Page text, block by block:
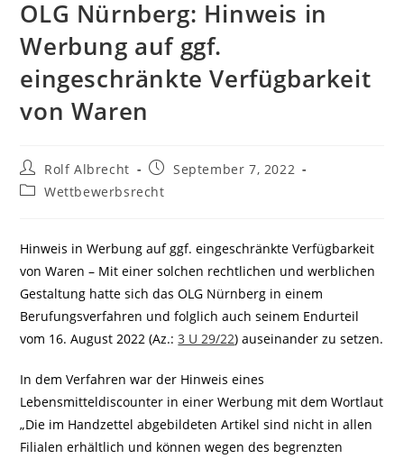
OLG Nürnberg: Hinweis in
Werbung auf ggf.
eingeschränkte Verfügbarkeit
von Waren
Beitrags-
Autor:
Rolf Albrecht
Beitrag
veröffentlicht:
September 7, 2022
Beitrags-
Wettbewerbsrecht
Hinweis in Werbung auf ggf. eingeschränkte Verfügbarkeit
von Waren – Mit einer solchen rechtlichen und werblichen
Gestaltung hatte sich das OLG Nürnberg in einem
Berufungsverfahren und folglich auch seinem Endurteil
vom 16. August 2022 (Az.:3 U 29/22) auseinander zu setzen.
In dem Verfahren war der Hinweis eines
Lebensmitteldiscounter in einer Werbung mit dem Wortlaut
„Die im Handzettel abgebildeten Artikel sind nicht in allen
Filialen erhältlich und können wegen des begrenzten